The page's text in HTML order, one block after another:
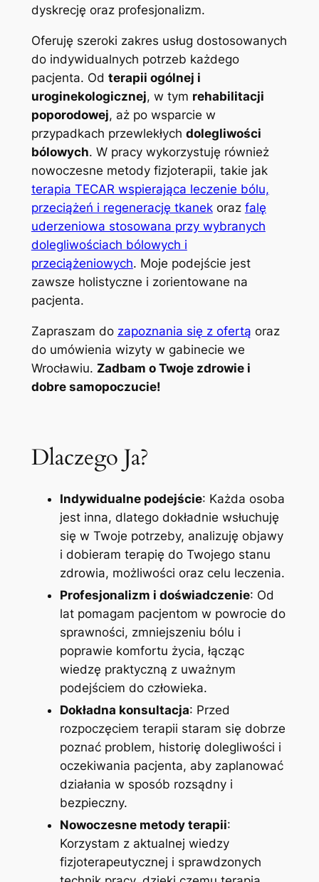
dyskrecję oraz profesjonalizm.
Oferuję szeroki zakres usług dostosowanych
do indywidualnych potrzeb każdego
pacjenta. Od terapii ogólnej i
uroginekologicznej, w tym rehabilitacji
poporodowej, aż po wsparcie w
przypadkach przewlekłych dolegliwości
bólowych. W pracy wykorzystuję również
nowoczesne metody fizjoterapii, takie jak
terapia TECAR wspierająca leczenie bólu,
przeciążeń i regenerację tkanekoraz falę
uderzeniowa stosowana przy wybranych
dolegliwościach bólowych i
przeciążeniowych. Moje podejście jest
zawsze holistyczne i zorientowane na
pacjenta.
Zapraszam do zapoznania się z ofertą oraz
do umówienia wizyty w gabinecie we
Wrocławiu. Zadbam o Twoje zdrowie i
dobre samopoczucie!
Dlaczego Ja?
Indywidualne podejście: Każda osoba
jest inna, dlatego dokładnie wsłuchuję
się w Twoje potrzeby, analizuję objawy
i dobieram terapię do Twojego stanu
zdrowia, możliwości oraz celu leczenia.
Profesjonalizm i doświadczenie: Od
lat pomagam pacjentom w powrocie do
sprawności, zmniejszeniu bólu i
poprawie komfortu życia, łącząc
wiedzę praktyczną z uważnym
podejściem do człowieka.
Dokładna konsultacja: Przed
rozpoczęciem terapii staram się dobrze
poznać problem, historię dolegliwości i
oczekiwania pacjenta, aby zaplanować
działania w sposób rozsądny i
bezpieczny.
Nowoczesne metody terapii:
Korzystam z aktualnej wiedzy
fizjoterapeutycznej i sprawdzonych